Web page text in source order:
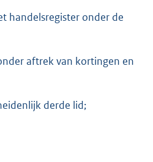
handelsregister onder de
aftrek van kortingen en
derde lid;